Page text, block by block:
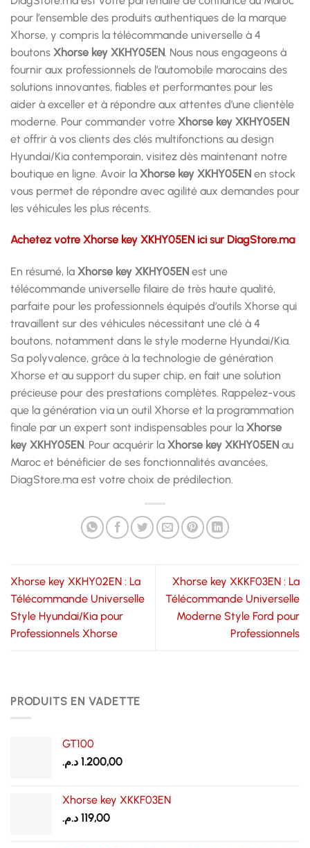
pour l’ensemble des produits authentiques de la marque
Xhorse, y compris la télécommande universelle à 4
boutons Xhorse key XKHY05EN . Nous nous engageons à
fournir aux professionnels de l’automobile marocains des
solutions innovantes, fiables et performantes pour les
aider à exceller et à répondre aux attentes d’une clientèle
moderne. Pour commander votre Xhorse key XKHY05EN
et offrir à vos clients des clés multifonctions au design
Hyundai/Kia contemporain, visitez dès maintenant notre
boutique en ligne. Avoir la Xhorse key XKHY05EN en stock
vous permet de répondre avec agilité aux demandes pour
les véhicules les plus récents.
Achetez votre Xhorse key XKHY05EN ici sur DiagStore.ma
En résumé, la Xhorse key XKHY05EN est une
télécommande universelle filaire de très haute qualité,
parfaite pour les professionnels équipés d’outils Xhorse qui
travaillent sur des véhicules nécessitant une clé à 4
boutons, notamment dans le style moderne Hyundai/Kia.
Sa polyvalence, grâce à la technologie de génération
Xhorse et au support du super chip, en fait une solution
précieuse pour des prestations complètes. Rappelez-vous
que la génération via un outil Xhorse et la programmation
finale par un expert sont indispensables pour la Xhorse
key XKHY05EN. Pour acquérir la Xhorse key XKHY05EN au
Maroc et bénéficier de ses fonctionnalités avancées,
DiagStore.ma est votre choix de prédilection.
Xhorse key XKHY02EN : La
Télécommande Universelle
Style Hyundai/Kia pour
Professionnels Xhorse
Xhorse key XKKF03EN : La
Télécommande Universelle
Moderne Style Ford pour
Professionnels
PRODUITS EN VADETTE
GT100
1.200,00 د.م.
Xhorse key XKKF03EN
119,00 د.م.